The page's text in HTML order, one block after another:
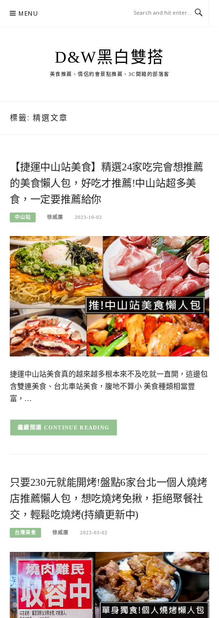
MENU
D&W黑白雙搭
美食推薦、情侶約會景點推薦、3C開箱的部落客
標籤: 精選文章
【捷運中山站美食】精選24家吃完會想推薦
的美食懶人包，好吃才推薦!中山站超多美
食，一定要推薦給你
中山站 徐威廉 2023-10-02
捷運中山站美食真的越來越多根本來不及吃就一直開，這邊包
含雙連美食、台北車站美食，腹地不算小 美食種類相當豐
富，…
CONTINUE READING
只要230元就能開烤!盤點6家台北一個人燒烤
店推薦懶人包，想吃燒烤免揪，拒絕聚餐社
交，輕鬆吃燒烤(持續更新中)
台灣美食 徐威廉 2023-03-02